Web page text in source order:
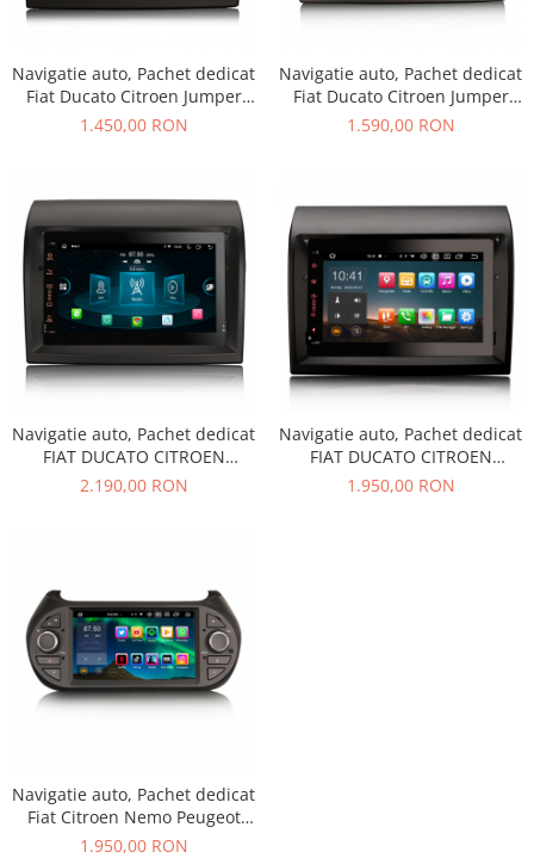
KIA
KIA
MERCEDES
OPEL / VAUXHALL
PEUGEOT
PORCHE
RENAULT
SEAT
SEAT
SKODA
TOYOTA
Navigatie auto, Pachet dedicat
Fiat Ducato Citroen Jumper
Peugeot Boxer , Android 10
1.450,00 RON
Navigatie auto, Pachet dedicat
Fiat Ducato Citroen Jumper
Peugeot Boxer , Android 10
1.590,00 RON
Navigatie auto, Pachet dedicat
FIAT DUCATO CITROEN
JUMPER PEUGEOT BOXE ,
2.190,00 RON
Navigatie auto, Pachet dedicat
FIAT DUCATO CITROEN
JUMPER PEUGEOT BOXER ,7
1.950,00 RON
Navigatie auto, Pachet dedicat
Fiat Citroen Nemo Peugeot
Bipper Fiorino Qubo , Android
1.950,00 RON